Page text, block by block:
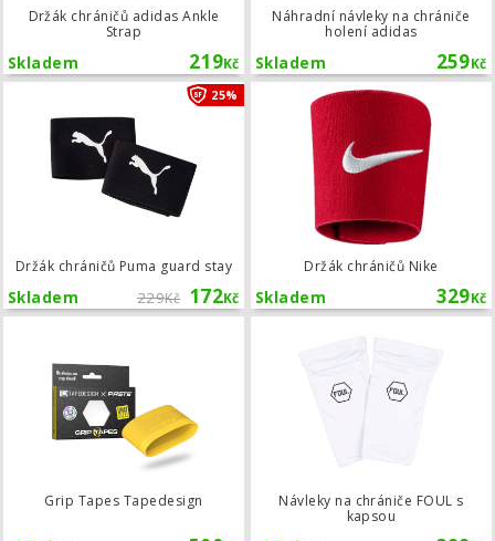
Držák chráničů adidas Ankle
Strap
219Kč
Skladem
Náhradní návleky na chrániče
holení adidas
259Kč
Skladem
Držák chráničů Puma guard stay
229Kč 172Kč
Skladem
25% Držák chráničů Puma guard stay
Držák chráničů Nike
329Kč
Skladem
Grip Tapes Tapedesign
Návleky na chrániče FOUL s
kapsou